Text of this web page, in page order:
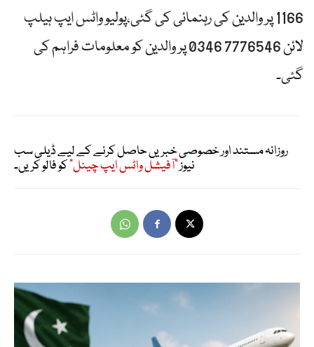
1166 پر والدین کی رہنمائی کی گئی،پولیو واٹس ایپ ہیلپ
لائن 7776546 0346 پر والدین کو معلومات فراہم کی
گئی۔
روزانہ مستند اور خصوصی خبریں حاصل کرنے کے لیے ڈیلی سب
نیوز"آفیشل واٹس ایپ چینل"کو فالو کریں۔